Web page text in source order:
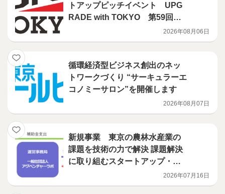
トアップピッチイベント UPG
RADE with TOKYO 第59回開
2026年08月06日
循環経済型ビジネス創出のネッ
トワークづくり “サーキュラーエ
コノミーサロン”を開催します
2026年08月07日
新規事業 東京の農林水産業の
課題を技術の力で解決 課題解決
に取り組むスタートアップ・中
2026年07月16日